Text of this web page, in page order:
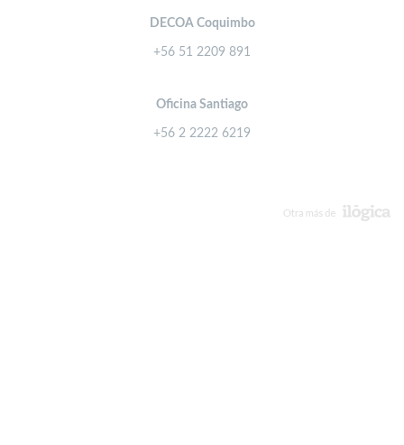
DECOA Coquimbo
+56 51 2209 891
Oficina Santiago
+56 2 2222 6219